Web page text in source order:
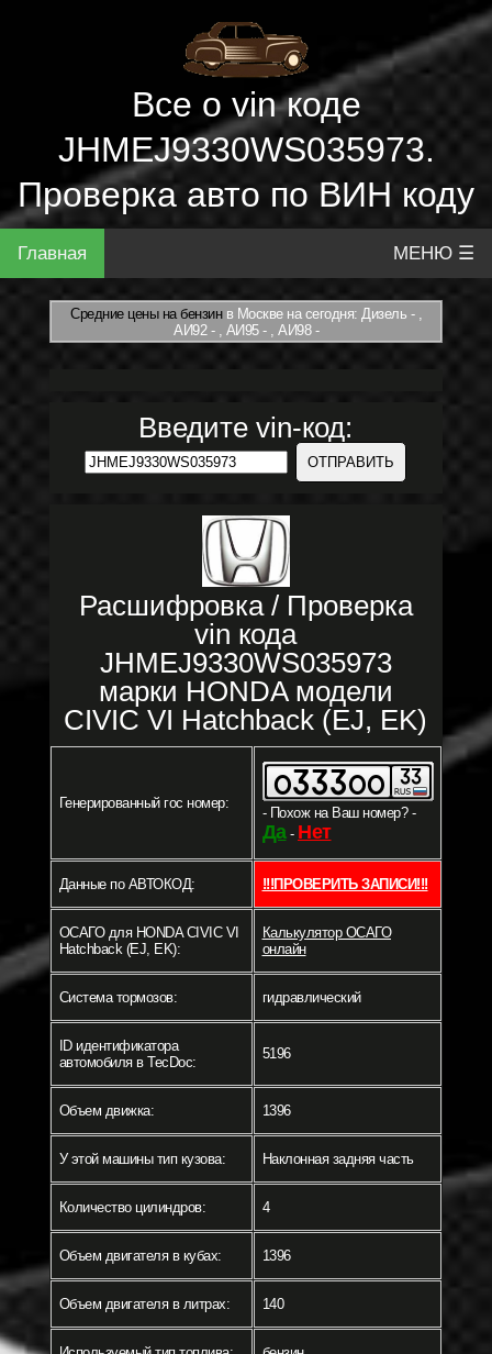
Все о vin коде
JHMEJ9330WS035973.
Проверка авто по ВИН коду
Главная МЕНЮ ☰
Средние цены на бензинв Москве на сегодня: Дизель - ,
АИ92 - , АИ95 - , АИ98 -
Введите vin-код:
Расшифровка / Проверка
vin кода
JHMEJ9330WS035973
марки HONDA модели
CIVIC VI Hatchback (EJ, EK)
Генерированный гос номер:
- Похож на Ваш номер? -
Да- Нет
Данные по АВТОКОД: !!!ПРОВЕРИТЬ ЗАПИСИ!!!
ОСАГО для HONDA CIVIC VI
Hatchback (EJ, EK):
Калькулятор ОСАГО
онлайн
Система тормозов: гидравлический
ID идентификатора
автомобиля в TecDoc:
5196
Объем движка: 1396
У этой машины тип кузова: Наклонная задняя часть
Количество цилиндров: 4
Объем двигателя в кубах: 1396
Объем двигателя в литрах: 140